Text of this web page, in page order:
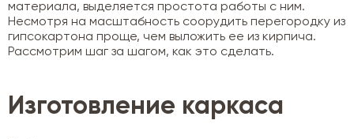
материала, выделяется простота работы с ним.
Несмотря на масштабность соорудить перегородку из
гипсокартона проще, чем выложить ее из кирпича.
Рассмотрим шаг за шагом, как это сделать.
Изготовление каркаса